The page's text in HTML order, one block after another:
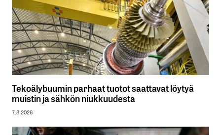
Tekoälybuumin parhaat tuotot saattavat löytyä
muistin ja sähkön niukkuudesta
7.8.2026